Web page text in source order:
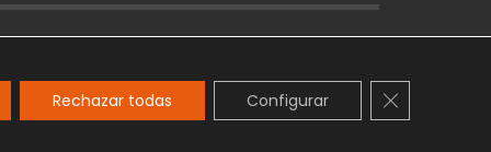
Rechazar todas Configurar Cerrar el